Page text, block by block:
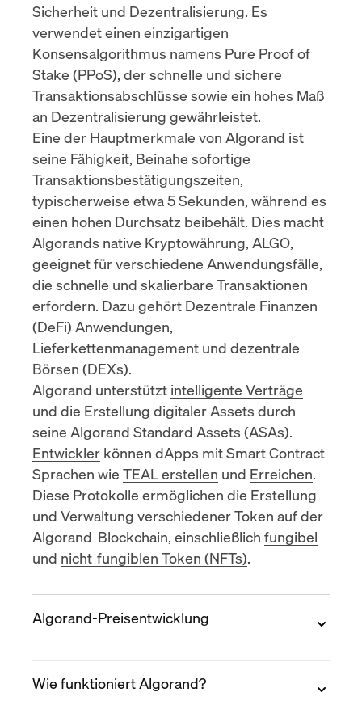
Sicherheit und Dezentralisierung. Es
verwendet einen einzigartigen
Konsensalgorithmus namens Pure Proof of
Stake (PPoS), der schnelle und sichere
Transaktionsabschlüsse sowie ein hohes Maß
an Dezentralisierung gewährleistet.
Eine der Hauptmerkmale von Algorand ist
seine Fähigkeit, Beinahe sofortige
Transaktionsbestätigungszeiten,
typischerweise etwa 5 Sekunden, während es
einen hohen Durchsatz beibehält. Dies macht
Algorands native Kryptowährung, ALGO,
geeignet für verschiedene Anwendungsfälle,
die schnelle und skalierbare Transaktionen
erfordern. Dazu gehört Dezentrale Finanzen
(DeFi) Anwendungen,
Lieferkettenmanagement und dezentrale
Börsen (DEXs).
Algorand unterstützt intelligente Verträge
und die Erstellung digitaler Assets durch
seine Algorand Standard Assets (ASAs).
Entwickler können dApps mit Smart Contract-
Sprachen wie TEAL erstellen und Erreichen.
Diese Protokolle ermöglichen die Erstellung
und Verwaltung verschiedener Token auf der
Algorand-Blockchain, einschließlich fungibel
und nicht-fungiblen Token (NFTs).
Algorand-Preisentwicklung
2019
Algorand wurde im Juni 2019 zu einem Preis
Wie funktioniert Algorand?